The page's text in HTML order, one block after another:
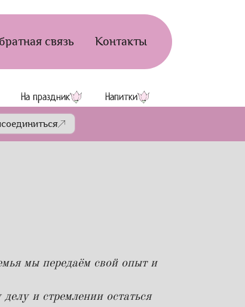
связь Контакты
На праздник Напитки
мы передаём свой опыт и
и стремлении остаться